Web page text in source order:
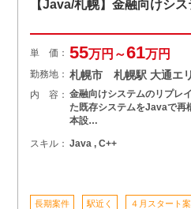
【Java/札幌】金融向けシ
単 価： 55万円～61万円
勤務地： 札幌市 札幌駅 大通エ
内 容： 金融向けシステムのリプレ
た既存システムをJavaで再
本設…
スキル： Java , C++
長期案件 駅近く ４月スタート